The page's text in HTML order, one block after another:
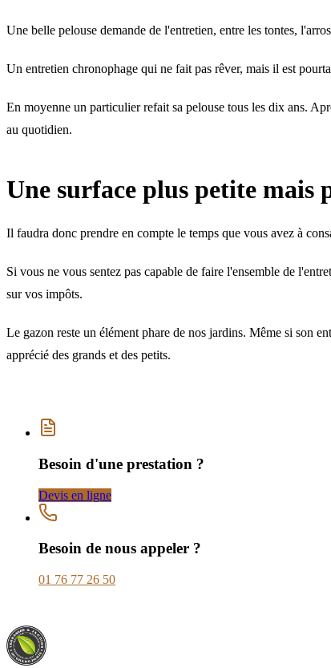
Une belle pelouse demande de l'entretien, entre les tontes,
Un entretien chronophage qui ne fait pas rêver, mais il est
En moyenne un particulier refait sa pelouse tous les dix ans.
au quotidien.
Une surface plus petite mais
Il faudra donc prendre en compte le temps que vous avez à
Si vous ne vous sentez pas capable de faire l'ensemble de
sur vos impôts.
Le gazon reste un élément phare de nos jardins. Même si son
apprécié des grands et des petits.
Besoin d'une prestation ?
Devis en ligne
Besoin de nous appeler ?
01 76 77 26 50